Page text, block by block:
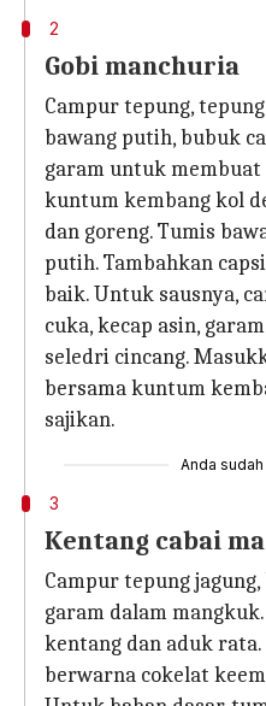
2
Gobi manchuria
Campur tepung,
bawang putih, bubuk
garam untuk
kuntum kembang kol
dan goreng. Tumis
putih. Tambahkan
baik. Untuk sausnya,
cuka, kecap asin,
seledri cincang.
bersama kuntum
sajikan.
Anda sudah
3
Kentang cabai
Campur tepung
garam dalam
kentang dan aduk
berwarna cokelat